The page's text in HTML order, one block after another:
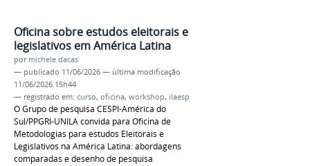
Oficina sobre estudos eleitorais e
legislativos em América Latina
por michele.dacas
— publicado 11/06/2026 — última modificação
11/06/2026 15h44
— registrado em: curso, oficina, workshop, ilaesp
O Grupo de pesquisa CESPI-América do
Sul/PPGRI-UNILA convida para Oficina de
Metodologias para estudos Eleitorais e
Legislativos na América Latina: abordagens
comparadas e desenho de pesquisa